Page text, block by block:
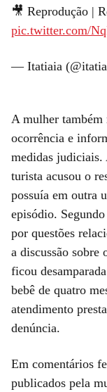
🎥 Reprodução |
pic.twitter.com/
— Itatiaia
A mulher
ocorrência e
medidas judiciais.
turista acusou o
possuía em outra
episódio.
por questões
a discussão sobre
ficou
bebê de quatro
atendimento
denúncia.
Em comentários
publicados pela